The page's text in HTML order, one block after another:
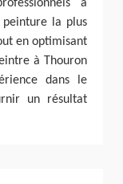
à
peinture la plus
en optimisant
à Thouron
dans le
un résultat